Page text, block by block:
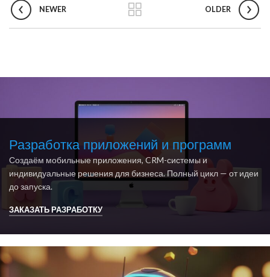
NEWER OLDER
Разработка приложений и программ
Создаём мобильные приложения, CRM-системы и
индивидуальные решения для бизнеса. Полный цикл — от идеи
до запуска.
ЗАКАЗАТЬ РАЗРАБОТКУ